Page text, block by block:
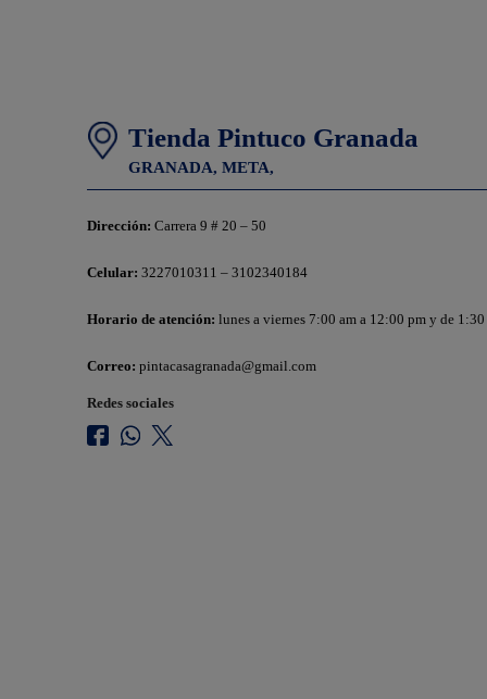
Tienda Pintuco Granada
GRANADA, META,
Dirección: Carrera 9 # 20 – 50
Celular: 3227010311 – 3102340184
Horario de atención: lunes a viernes 7:00 am a 12:00 pm y de
Correo: pintacasagranada@gmail.com
Redes sociales